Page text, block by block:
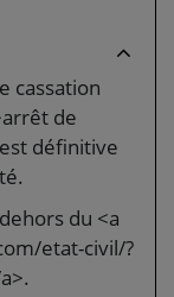
cassation
de
définitive
du <a
etat-civil/?